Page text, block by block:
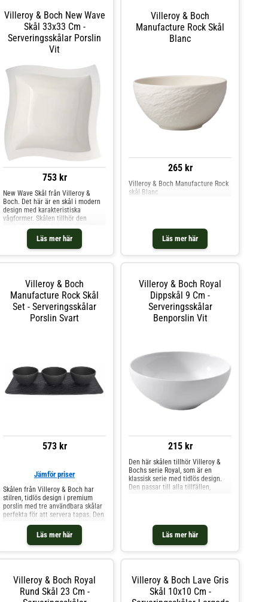
Villeroy & Boch New Wave
Skål 33x33 Cm -
Serveringsskålar Porslin
Vit
753 kr
Läs mer här
New Wave Skål från Villeroy &
Boch. Det här är en skål i modern
design med karakteristiska
vågformer. Skålen tillhör den
prisbelönta kollektionen New Wave
som kännetecknas av sin unika
design som blir ett fint
komplement på det dukande
Shoppa Serveringsskålar och mer
Skålar & Uppläggningsfat hos Royal
Design.
Villeroy & Boch
Manufacture Rock Skål
Blanc
265 kr
Läs mer här
Villeroy & Boch Manufacture Rock
skål Blanc
Villeroy & Boch
Manufacture Rock Skål
Set - Serveringsskålar
Porslin Svart
573 kr
Läs mer här
Jämför priser
Skålen från Villeroy & Boch har
stilren, tidlös design i premium
porslin med tre användbara skålar
perfekta för att servera tapas. Den
har högkvalitativt material för
vardaglig användning. Mixa och
matcha med andra delar ur serien
för att skapa en vacker
premium porslin.- Från serien
Manufacture Rock.- Finns även
som pastatallrik.- Mixa och matcha
Villeroy & Boch Royal
Dippskål 9 Cm -
Serveringsskålar
Benporslin Vit
215 kr
Läs mer här
Den här skålen tillhör Villeroy &
Bochs serie Royal, som är en
klassisk serie med tidlös design.
Den passar till alla tillfällen,
mikrovågsugn. Shoppa
Serveringsskålar och mer Skålar &
Uppläggningsfat hos Royal Design.
Villeroy & Boch Royal
Rund Skål 23 Cm -
Villeroy & Boch Lave Gris
Skål 10x10 Cm -